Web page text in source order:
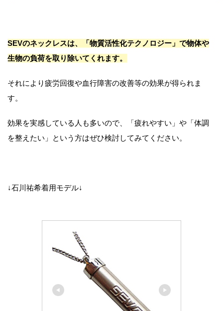
SEVのネックレスは、「物質活性化テクノロジー」で物体や
生物の負荷を取り除いてくれます。
それにより疲労回復や血行障害の改善等の効果が得られま
す。
効果を実感している人も多いので、「疲れやすい」や「体調
を整えたい」という方はぜひ検討してみてください。
↓石川祐希着用モデル↓